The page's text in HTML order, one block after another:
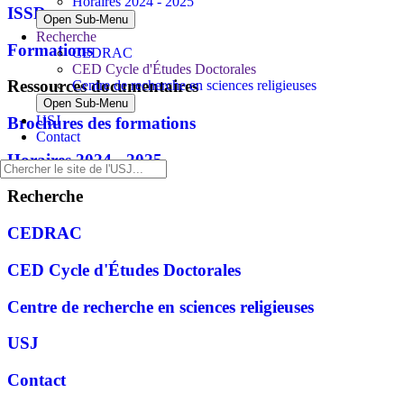
Open Sub-Menu
Recherche
CEDRAC
CED Cycle d'Études Doctorales
Centre de recherche en sciences religieuses
Open Sub-Menu
USJ
Contact
ISSR
Formations
Ressources documentaires
Brochures des formations
Horaires 2024 - 2025
Recherche
CEDRAC
CED Cycle d'Études Doctorales
Centre de recherche en sciences religieuses
USJ
Contact